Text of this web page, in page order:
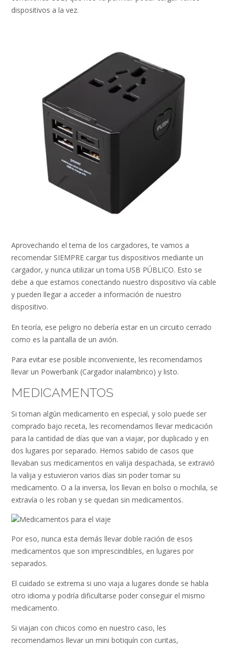
dispositivos a la vez.
Aprovechando el tema de los cargadores, te vamos a
recomendar SIEMPRE cargar tus dispositivos mediante un
cargador, y nunca utilizar un toma USB PÚBLICO. Esto se
debe a que estamos conectando nuestro dispositivo vía cable
y pueden llegar a acceder a información de nuestro
dispositivo.
En teoría, ese peligro no debería estar en un circuito cerrado
como es la pantalla de un avión.
Para evitar ese posible inconveniente, les recomendamos
llevar un Powerbank (Cargador inalambrico) y listo.
MEDICAMENTOS
Si toman algún medicamento en especial, y solo puede ser
comprado bajo receta, les recomendamos llevar medicación
para la cantidad de días que van a viajar, por duplicado y en
dos lugares por separado. Hemos sabido de casos que
llevaban sus medicamentos en valija despachada, se extravió
la valija y estuvieron varios días sin poder tomar su
medicamento. O a la inversa, los llevan en bolso o mochila, se
extravía o les roban y se quedan sin medicamentos.
Por eso, nunca esta demás llevar doble ración de esos
medicamentos que son imprescindibles, en lugares por
separados.
El cuidado se extrema si uno viaja a lugares donde se habla
otro idioma y podría dificultarse poder conseguir el mismo
medicamento.
Si viajan con chicos como en nuestro caso, les
recomendamos llevar un mini botiquín con curitas,